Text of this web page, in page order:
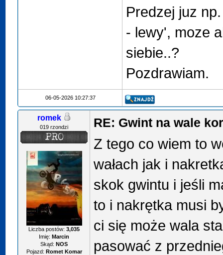
Predzej juz
- lewy', moze
siebie..?
Pozdrawiam.
06-05-2026 10:27:37
romek
019 rzondzi
Liczba postów:3,035
Imię: Marcin
Skąd: NOS
Pojazd: Romet Komar
RE: Gwint na wale
Z tego co wiem to
wałach jak i
skok gwintu i jeśli
to i nakrętka musi
ci się może wala
pasować z